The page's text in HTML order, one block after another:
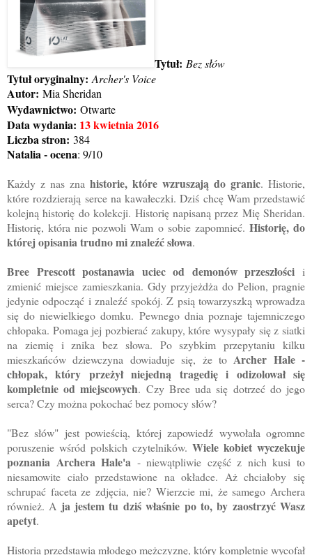
Tytuł: Bez słów
Tytuł oryginalny: Archer's Voice
Autor: Mia Sheridan
Wydawnictwo: Otwarte
Data wydania: 13 kwietnia 2016
Liczba stron: 384
Natalia - ocena: 9/10
Każdy z nas zna historie, które wzruszają do granic. Historie,
które rozdzierają serce na kawałeczki. Dziś chcę Wam przedstawić
kolejną historię do kolekcji. Historię napisaną przez Mię Sheridan.
Historię, która nie pozwoli Wam o sobie zapomnieć. Historię, do
której opisania trudno mi znaleźć słowa.
Bree Prescott postanawia uciec od demonów przeszłości i
zmienić miejsce zamieszkania. Gdy przyjeżdża do Pelion, pragnie
jedynie odpocząć i znaleźć spokój. Z psią towarzyszką wprowadza
się do niewielkiego domku. Pewnego dnia poznaje tajemniczego
chłopaka. Pomaga jej pozbierać zakupy, które wysypały się z siatki
na ziemię i znika bez słowa. Po szybkim przepytaniu kilku
mieszkańców dziewczyna dowiaduje się, że to Archer Hale -
chłopak, który przeżył niejedną tragedię i odizolował się
kompletnie od miejscowych. Czy Bree uda się dotrzeć do jego
serca? Czy można pokochać bez pomocy słów?
"Bez słów" jest powieścią, której zapowiedź wywołała ogromne
poruszenie wśród polskich czytelników. Wiele kobiet wyczekuje
poznania Archera Hale'a - niewątpliwie część z nich kusi to
niesamowite ciało przedstawione na okładce. Aż chciałoby się
schrupać faceta ze zdjęcia, nie? Wierzcie mi, że samego Archera
również. A ja jestem tu dziś właśnie po to, by zaostrzyć Wasz
apetyt.
Historia przedstawia młodego mężczyznę, który kompletnie wycofał